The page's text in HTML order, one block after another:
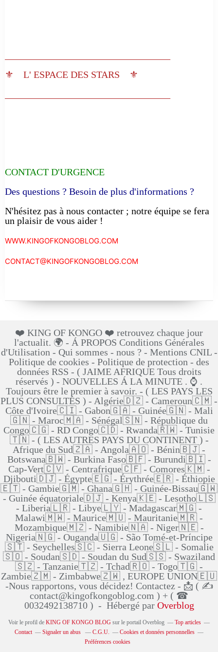
⚜️ L' ESPACE DES STARS ⚜️
CONTACT D'URGENCE
Des questions ? Besoin de plus d'informations ?
N'hésitez pas à nous contacter ; notre équipe se fera
un plaisir de vous aider !
WWW.KINGOFKONGOBLOG.COM
CONTACT@KINGOFKONGOBLOG.COM
❤️ KING OF KONGO ❤️ retrouvez chaque jour
l'actualit. 🌍 - Á PROPOS Conditions Générales
d'Utilisation - Qui sommes - nous ? - Mentions CNIL -
Politique de cookies - Politique de protection - des
données RSS - ( JAIME AFRIQUE Tous droits
réservés ) - NOUVELLES Á LA MINUTE . ⌚ .
Toujours être le premier à savoir. - ( LES PAYS LES
PLUS CONSULTÉS ) - Algérie🇩🇿 - Cameroun🇨🇲 -
Côte d'Ivoire🇨🇮 - Gabon🇬🇦 - Guinée🇬🇳 - Mali
🇬🇳 - Maroc🇲🇦 - Sénégal🇸🇳 - République du
Congo🇨🇬 - RD Congo🇨🇩 - Rwanda🇷🇼 - Tunisie
🇹🇳 - ( LES AUTRES PAYS DU CONTINENT ) -
Afrique du Sud🇿🇦 - Angola🇦🇴 - Bénin🇧🇯 -
Botswana🇧🇼 - Burkina Faso🇧🇫 - Burundi🇧🇮 -
Cap-Vert🇨🇻 - Centrafrique🇨🇫 - Comores🇰🇲 -
Djibouti🇩🇯 - Égypte🇪🇬 - Érythrée🇪🇷 - Éthiopie
🇪🇹 - Gambie🇬🇲 - Ghana🇬🇭 - Guinée-Bissau🇬🇼
- Guinée équatoriale🇩🇯 - Kenya🇰🇪 - Lesotho🇱🇸
- Liberia🇱🇷 - Libye🇱🇾 - Madagascar🇲🇬 -
Malawi🇲🇼 - Maurice🇲🇺 - Mauritanie🇲🇷 -
Mozambique🇲🇿 - Namibie🇳🇦 - Niger🇳🇪 -
Nigeria🇳🇬 - Ouganda🇺🇬 - São Tomé-et-Príncipe
🇸🇹 - Seychelles🇸🇨 - Sierra Leone🇸🇱 - Somalie
🇸🇴 - Soudan🇸🇩 - Soudan du Sud🇸🇸 - Swaziland
🇸🇿 - Tanzanie🇹🇿 - Tchad🇷🇴 - Togo🇹🇬 -
Zambie🇿🇲 - Zimbabwe🇿🇼 , EUROPE UNION🇪🇺
-Nous rapportons, vous décidez! Contactez - 📩 ( ✍
contact@kingofkongoblog.com ) + ( ☎
0032492138710 ) - Hébergé par Overblog
Voir le profil de KING OF KONGO BLOG sur le portail Overblog
Top articles
Contact
Signaler un abus C.G.U.
Cookies et données personnelles
Préférences cookies